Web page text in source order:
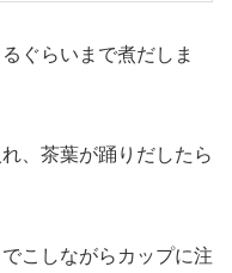
ぐらいまで煮だしま
、茶葉が踊りだしたら
こしながらカップに注